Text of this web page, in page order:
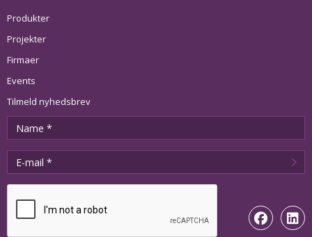
Produkter
Projekter
Firmaer
Events
Tilmeld nyhedsbrev